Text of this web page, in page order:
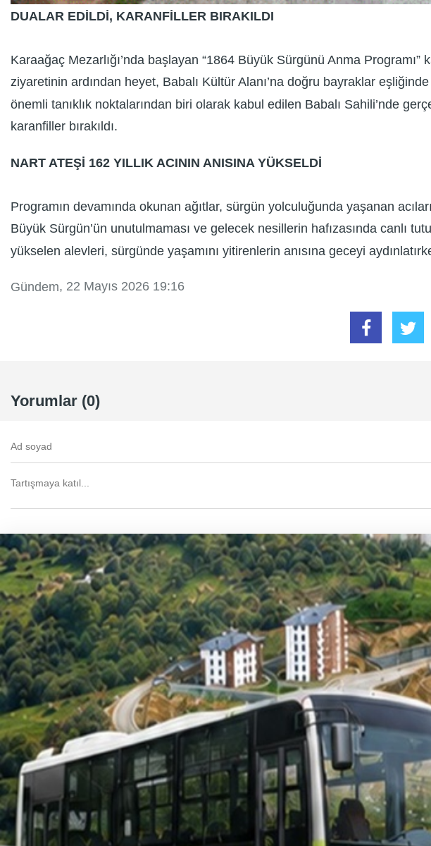
DUALAR EDİLDİ, KARANFİLLER BIRAKILDI
Karaağaç Mezarlığı’nda başlayan “1864 Büyük Sürgünü Anma
ziyaretinin ardından heyet, Babalı Kültür Alanı’na doğru bayraklar
önemli tanıklık noktalarından biri olarak kabul edilen Babalı Sahili’nde
karanfiller bırakıldı.
NART ATEŞİ 162 YILLIK ACININ ANISINA YÜKSELDİ
Programın devamında okunan ağıtlar, sürgün yolculuğunda yaşanan
Büyük Sürgün’ün unutulmaması ve gelecek nesillerin hafızasında canlı
yükselen alevleri, sürgünde yaşamını yitirenlerin anısına geceyi
Gündem, 22 Mayıs 2026 19:16
Yorumlar (0)